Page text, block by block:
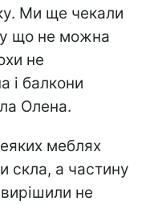
Ми ще чекали
що не можна
не
і балкони
Олена.
меблях
скла, а частину
не